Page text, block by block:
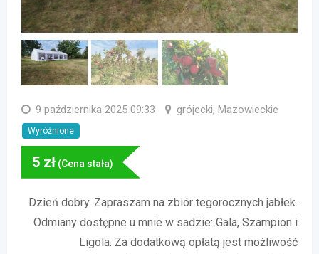
9 października 2025 09:33 grójecki, Mazowieckie
Wyróżnione
5 zł (Cena stała)
Dzień dobry. Zapraszam na zbiór tegorocznych jabłek.
Odmiany dostępne u mnie w sadzie: Gala, Szampion i
Ligola. Za dodatkową opłatą jest możliwość